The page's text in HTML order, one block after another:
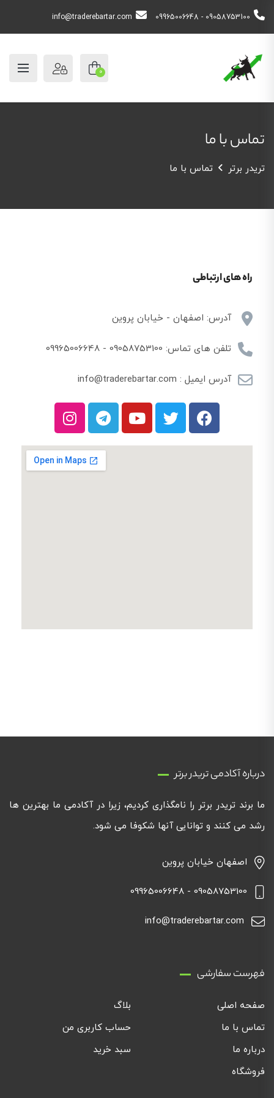
09058753100 - 09965006648
info@traderebartar.com
0
تماس با ما
تریدر برتر تماس با ما
راه های ارتباطی
آدرس: اصفهان - خیابان پروین
تلفن های تماس: 09058753100 - 09965006648
آدرس ایمیل : info@traderebartar.com
درباره آکادمی تریدر برتر
ما برند تریدر برتر را نامگذاری کردیم، زیرا در آکادمی ما بهترین ها
رشد می کنند و توانایی آنها شکوفا می شود.
اصفهان خیابان پروین
09058753100 - 09965006648
info@traderebartar.com
فهرست سفارشی
صفحه اصلی
بلاگ
تماس با ما
حساب کاربری من
درباره ما
سبد خرید
فروشگاه